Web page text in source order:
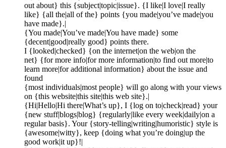
out about} this {subject|topic|issue}. {I like|I love|I really
like} {all the|all of the} points {you made|you’ve made|you
have made}.|
{You made|You’ve made|You have made} some
{decent|good|really good} points there.
I {looked|checked} {on the internet|on the web|on the
net} {for more info|for more information|to find out more|to
learn more|for additional information} about the issue and
found
{most individuals|most people} will go along with your views
on {this website|this site|this web site}.|
{Hi|Hello|Hi there|What’s up}, I {log on to|check|read} your
{new stuff|blogs|blog} {regularly|like every week|daily|on a
regular basis}. Your {story-telling|writing|humoristic} style is
{awesome|witty}, keep {doing what you’re doing|up the
good work|it up}!|